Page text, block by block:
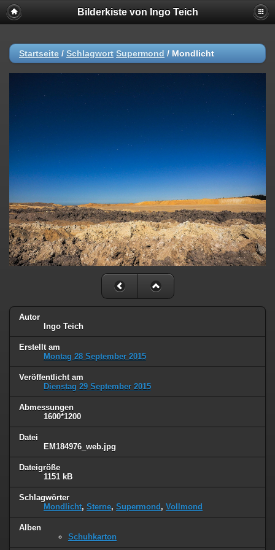
Bilderkiste von Ingo Teich
Startseite / Schlagwort Supermond / Mondlicht
Autor
Ingo Teich
Erstellt am
Montag 28 September 2015
Veröffentlicht am
Dienstag 29 September 2015
Abmessungen
1600*1200
Datei
EM184976_web.jpg
Dateigröße
1151 kB
Schlagwörter
Mondlicht, Sterne, Supermond , Vollmond
Alben
Schuhkarton